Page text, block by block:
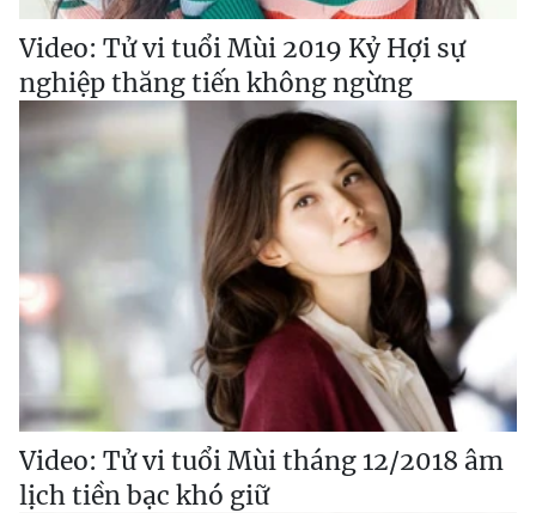
Video: Tử vi tuổi Mùi 2019 Kỷ Hợi sự
nghiệp thăng tiến không ngừng
Video: Tử vi tuổi Mùi tháng 12/2018 âm
lịch tiền bạc khó giữ